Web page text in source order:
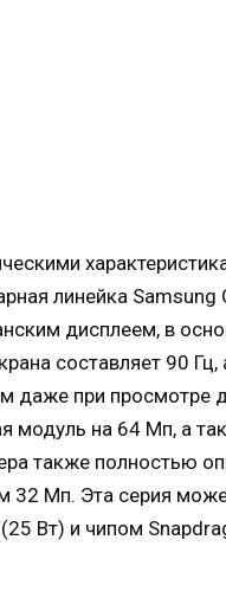
линейка
дисплеем, в
составляет 90
даже при просмотре
модуль на 64 Мп, а
также полностью
Мп. Эта серия
Вт) и чипом